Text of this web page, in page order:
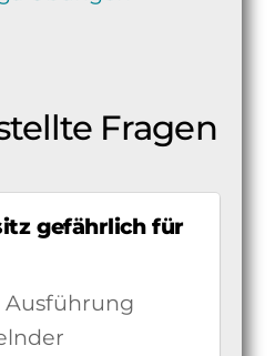
Fragen
gefährlich für
Ausführung